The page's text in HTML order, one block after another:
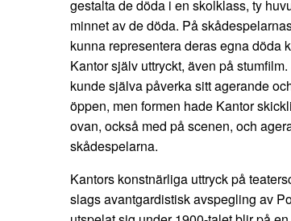
gestalta de döda i en skolklass, ty
minnet av de döda. På
kunna representera deras egna döda
Kantor själv uttryckt, även på
kunde själva påverka sitt agerande
öppen, men formen hade Kantor
ovan, också med på scenen, och
skådespelarna.
Kantors konstnärliga uttryck på
slags avantgardistisk avspegling av